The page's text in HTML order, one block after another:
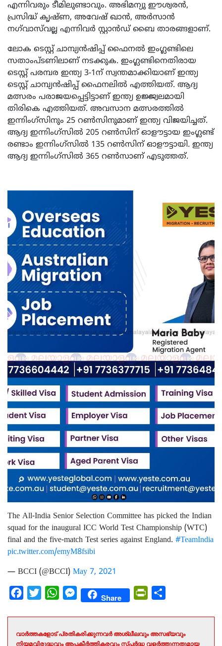
എന്നിവരും ടീമിലുണ്ടാവും. അഭിമന്യു ഈശ്വരൻ,
പ്രസിദ്ധ് കൃഷ്ണ, അവേഷ് ഖാൻ, അർസാൻ
നഗ്‌വാസ്‌വല്ല എന്നിവർ സ്റ്റാൻഡ് ബൈ താരങ്ങളാണ്.
ലോക ടെസ്റ്റ് ചാമ്പ്യൻഷിപ്പ് ഫൈനൽ ഇംഗ്ലണ്ടിലെ
സതാംപ്ടണിലാണ് നടക്കുക. ഇംഗ്ലണ്ടിനെതിരായ
ടെസ്റ്റ് പരമ്പര ഇന്ത്യ 3-1ന് സ്വന്തമാക്കിയാണ് ഇന്ത്യ
ടെസ്റ്റ് ചാമ്പ്യൻഷിപ്പ് ഫൈനലിൽ എത്തിയത്. ആദ്യ
മത്സരം പരാജയപ്പെട്ടിട്ടാണ് ഇന്ത്യ ഉജ്ജ്വലമായി
തിരികെ എത്തിയത്. അവസാന മത്സരത്തിൽ
ഇന്നിംഗ്സിനും 25 റൺസിനുമാണ് ഇന്ത്യ വിജയിച്ചത്.
ആദ്യ ഇന്നിംഗ്സിൽ 205 റൺസിന് ഓളൗട്ടായ ഇംഗ്ലണ്ട്
രണ്ടാം ഇന്നിംഗ്സിൽ 135 റൺസിന് ഓളൗട്ടായി. ഇന്ത്യ
ആദ്യ ഇന്നിംഗ്സിൽ 365 റൺസാണ് എടുത്തത്.
The All-India Senior Selection Committee has picked the Indian
squad for the inaugural ICC World Test Championship (WTC)
final and the five-match Test series against England. #TeamIndia
pic.twitter.com/emyM8fsibi
— BCCI (@BCCI) May 7, 2021
Facebook
Twitter WhatsAppMessengerShare PrintFriendly
വാർത്തകളോട് പ്രതികരിക്കുന്നവർ അശ്ലീലവും അസഭ്യവും
നിയമവിരുദ്ധവും അപകീർത്തികരവും സ്പർദ്ധ വളർത്തുന്നതുമായ